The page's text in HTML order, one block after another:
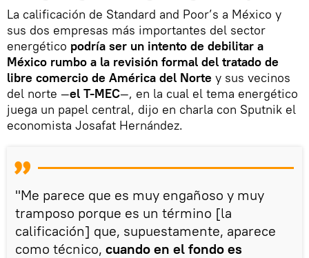
La calificación de Standard and Poor’s a México y
sus dos empresas más importantes del sector
energético podría ser un intento de debilitar a
México rumbo a la revisión formal del tratado de
libre comercio de América del Norte y sus vecinos
del norte —el T-MEC—, en la cual el tema energético
juega un papel central, dijo en charla con Sputnik el
economista Josafat Hernández.
"Me parece que es muy engañoso y muy
tramposo porque es un término [la
calificación] que, supuestamente, aparece
como técnico, cuando en el fondo es